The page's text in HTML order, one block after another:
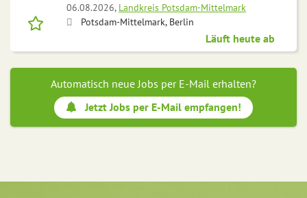
06.08.2026, Landkreis Potsdam-Mittelmark
Potsdam-Mittelmark, Berlin
Läuft heute ab
Automatisch neue Jobs per E-Mail erhalten?
Jetzt Jobs per E-Mail empfangen!